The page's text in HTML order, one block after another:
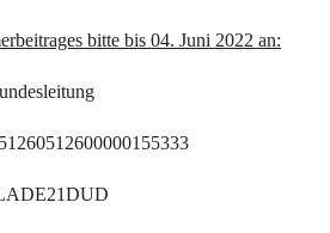
bitte bis 04. Juni 2022 an: